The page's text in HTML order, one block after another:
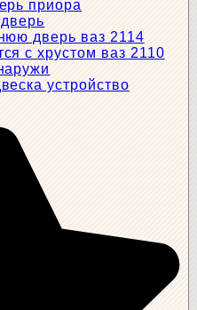
приора
дверь ваз 2114
с хрустом ваз 2110
устройство